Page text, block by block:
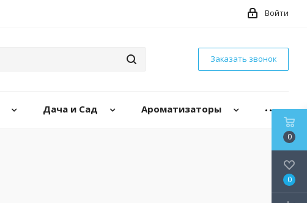
Войти
Заказать звонок
Дача и Сад Ароматизаторы
0
0